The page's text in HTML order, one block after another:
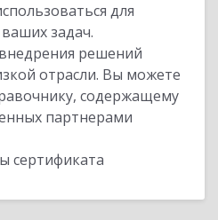
для
задач.
решений
отрасли. Вы можете
содержащему
партнерами
сертификата